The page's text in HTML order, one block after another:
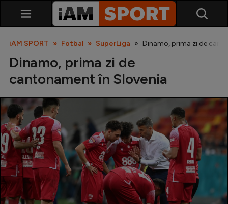
SuperLiga
Liga 2
Cupa României
Echipa Națională
iAM SPORT Fotbal SuperLiga Dinamo, prima zi de
Dinamo, prima zi de
cantonament în Slovenia